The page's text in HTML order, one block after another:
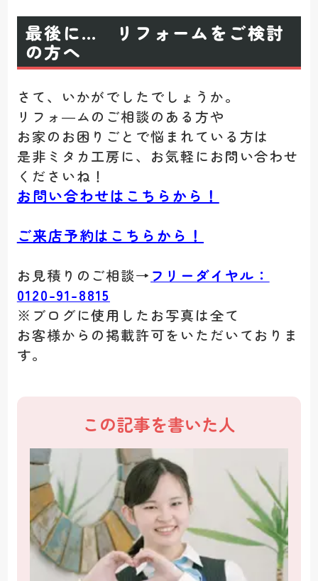
最後に… リフォームをご検討
の方へ
さて、いかがでしたでしょうか。
リフォ―ムのご相談のある方や
お家のお困りごとで悩まれている方は
是非ミタカ工房に、お気軽にお問い合わせ
くださいね！
お問い合わせはこちらから！
ご来店予約はこちらから！
お見積りのご相談→ フリーダイヤル：
0120-91-8815
※ブログに使用したお写真は全て
お客様からの掲載許可をいただいておりま
す。
この記事を書いた人